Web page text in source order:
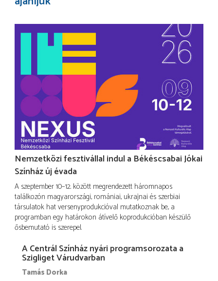
Nemzetközi fesztivállal indul a Békéscsabai Jókai
Színház új évada
A szeptember 10–12. között megrendezett háromnapos
találkozón magyarországi, romániai, ukrajnai és szerbiai
társulatok hat versenyprodukcióval mutatkoznak be, a
programban egy határokon átívelő koprodukcióban készülő
ősbemutató is szerepel.
A Centrál Színház nyári programsorozata a
Szigliget Várudvarban
Tamás Dorka